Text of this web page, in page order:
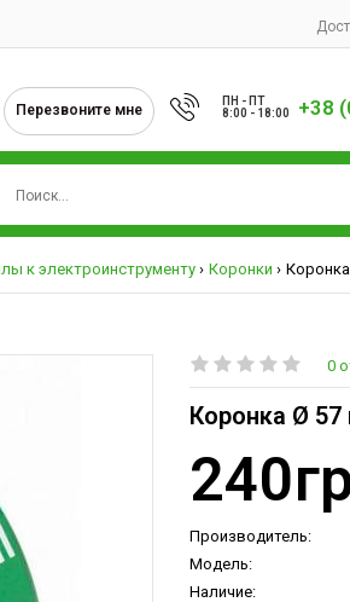
Перезвоните мне
ПН - ПТ
8:00 - 18:00
+38
к электроинструменту Коронки
0
Коронка Ø
Производитель:
Модель:
Наличие: